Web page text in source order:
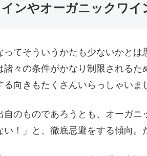
ンやオーガニックワイ
ってそういうかたも少ないかとは
諸々の条件がかなり制限される
向きもたくさんいらっしゃいま
自のものであろうとも、オーガ
！」と、徹底忌避をする傾向。